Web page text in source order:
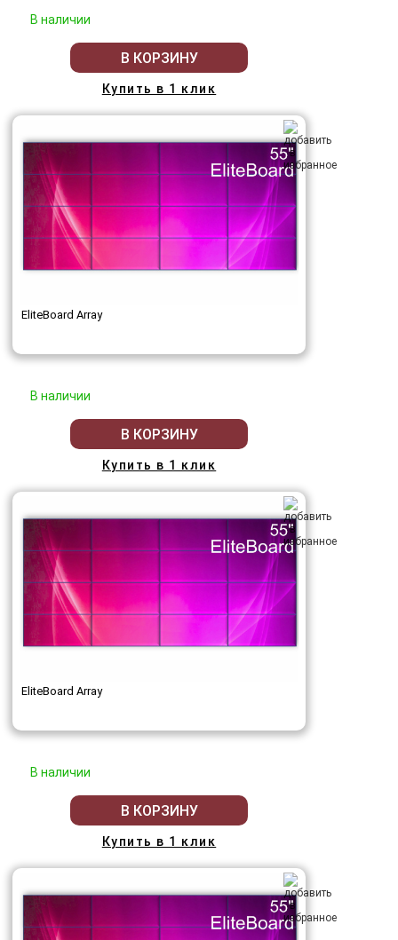
В наличии
В КОРЗИНУ
Купить в 1 клик
EliteBoard Array
В наличии
В КОРЗИНУ
Купить в 1 клик
EliteBoard Array
В наличии
В КОРЗИНУ
Купить в 1 клик